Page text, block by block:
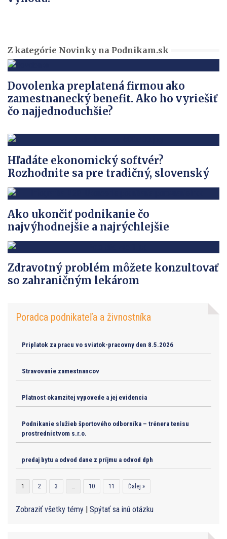
Z kategórie Novinky na Podnikam.sk
Dovolenka preplatená firmou ako
zamestnanecký benefit. Ako ho vyriešiť
čo najjednoduchšie?
Hľadáte ekonomický softvér?
Rozhodnite sa pre tradičný, slovenský
Ako ukončiť podnikanie čo
najvýhodnejšie a najrýchlejšie
Zdravotný problém môžete konzultovať
so zahraničným lekárom
Poradca podnikateľa a živnostníka
Priplatok za pracu vo sviatok-pracovny den 8.5.2026
Stravovanie zamestnancov
Platnost okamzitej vypovede a jej evidencia
Podnikanie služieb športového odborníka – trénera tenisu
prostredníctvom s.r.o.
predaj bytu a odvod dane z príjmu a odvod dph
1 2 3 10 11 Ďalej »
Zobraziť všetky témy | Spýtať sa inú otázku